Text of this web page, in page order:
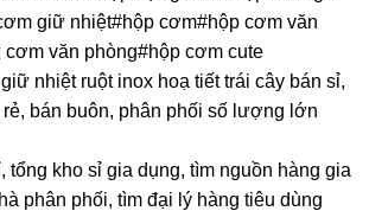
giữ nhiệt#hộp cơm#hộp cơm văn
văn phòng#hộp cơm cute
nhiệt ruột inox hoạ tiết trái cây bán sỉ,
bán buôn, phân phối số lượng lớn
tổng kho sỉ gia dụng, tìm nguồn hàng gia
phân phối, tìm đại lý hàng tiêu dùng